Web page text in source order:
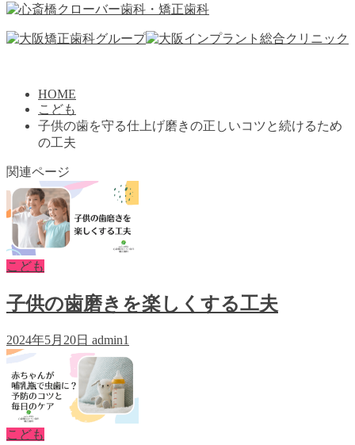
HOME
こども
子供の歯を守る仕上げ磨きの正しいコツと続けるため
の工夫
関連ページ
こども
子供の歯磨きを楽しくする工夫
2024年5月20日 admin1
こども